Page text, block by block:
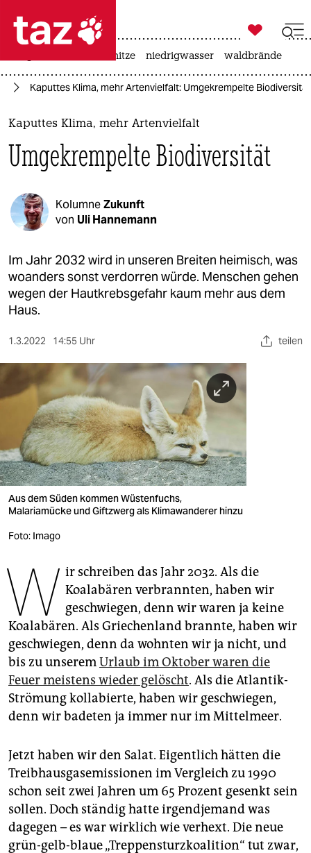
 taz zahl ich
taz zahl ich
themen
politik
öko
gesellschaft
kultur
sport
berlin
nord
wahrheit
verlag
verlag
veranstaltungen
shop
fragen & hilfe
unterstützen
abo
genossenschaft
epaper login

taz zahl ich
hitze niedrigwasser waldbrände
Kaputtes Klima, mehr Artenvielfalt: Umgekrempelte Biodiversität
Kaputtes Klima, mehr Artenvielfalt
Umgekrempelte Biodiversität
KolumneZukunft
von Uli Hannemann
Im Jahr 2032 wird in unseren Breiten heimisch, was
woanders sonst verdorren würde. Menschen gehen
wegen der Hautkrebsgefahr kaum mehr aus dem
Haus.
1.3.2022 14:55 Uhr teilen
Aus dem Süden kommen Wüstenfuchs,
Malariamücke und Giftzwerg als Klimawanderer hinzu
Foto: Imago
W ir schreiben das Jahr 2032. Als die
Koalabären verbrannten, haben wir
geschwiegen, denn wir waren ja keine
Koalabären. Als Griechenland brannte, haben wir
geschwiegen, denn da wohnten wir ja nicht, und
bis zu unseremUrlaub im Oktober waren die
Feuer meistens wieder gelöscht. Als die Atlantik-
Strömung kollabierte, haben wir geschwiegen,
denn wir badeten ja immer nur im Mittelmeer.
Jetzt haben wir den Salat. Eigentlich hätten die
Treibhausgasemissionen im Vergleich zu 1990
schon seit zwei Jahren um 65 Prozent gesenkt sein
sollen. Doch ständig hatte irgendjemand was
dagegen – es war wirklich wie verhext. Die neue
grün-gelb-blaue „Treppensturzkoalition“ tut zwar,